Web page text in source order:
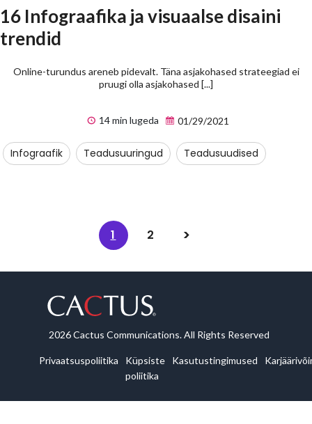
16 Infograafika ja visuaalse disaini
trendid
Online-turundus areneb pidevalt. Täna asjakohased strateegiad ei
pruugi olla asjakohased [...]
14 min lugeda 01/29/2021
Infograafik Teadusuuringud Teadusuudised
1 2
2026 Cactus Communications. All Rights Reserved
Privaatsuspoliitika
Küpsiste
poliitika
Kasutustingimused